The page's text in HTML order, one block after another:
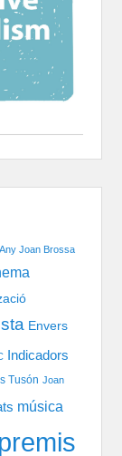
Any Joan Brossa
Envers
Indicadors
Tusón Joan
música
premis